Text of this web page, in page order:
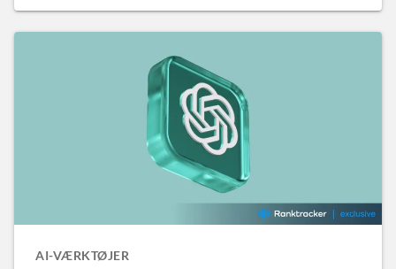
AI-VÆRKTØJER